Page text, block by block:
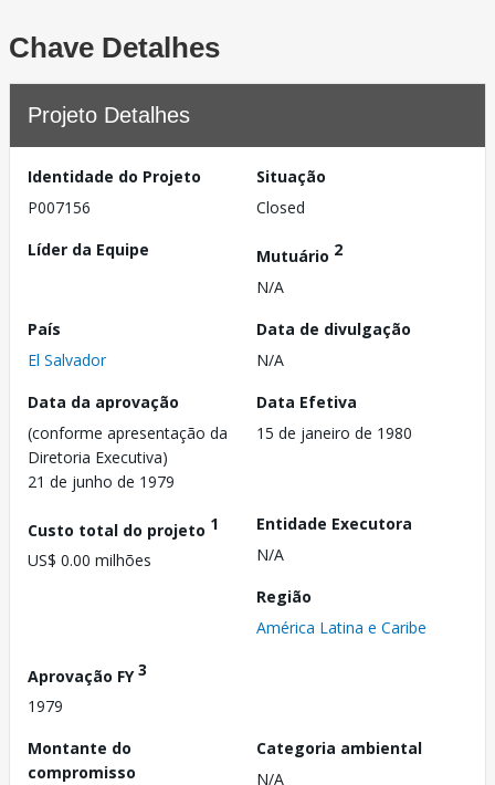
Chave Detalhes
Projeto Detalhes
Identidade do Projeto
P007156
Situação
Closed
Líder da Equipe
Mutuário 2
N/A
País
El Salvador
Data de divulgação
N/A
Data da aprovação
(conforme apresentação da
Diretoria Executiva)
21 de junho de 1979
Data Efetiva
15 de janeiro de 1980
Custo total do projeto 1
US$ 0.00 milhões
Entidade Executora
N/A
Região
América Latina e Caribe
Aprovação FY3
1979
Montante do
compromisso
Categoria ambiental
N/A